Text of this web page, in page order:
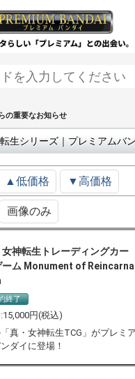
の重要なお知らせ
生シリーズ｜プレミアムバ
▲低価格 ▼高価格
画像のみ
女神転生トレーディングカー
ーム Monument of Reincarna
終了
15,000
真・女神転生TCG」がプレミア
ダイに登場！